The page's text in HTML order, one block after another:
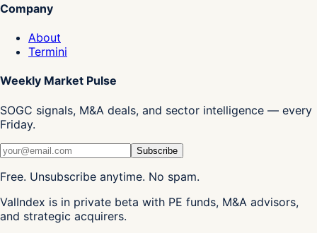
Company
About
Termini
Weekly Market Pulse
SOGC signals, M&A deals, and sector intelligence — every
Friday.
Subscribe
Free. Unsubscribe anytime. No spam.
ValIndex is in private beta with PE funds, M&A advisors,
and strategic acquirers.